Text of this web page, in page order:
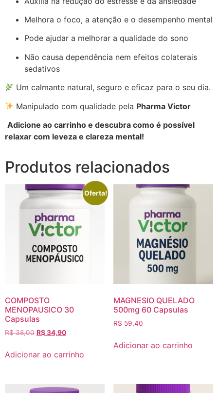
Melhora o foco, a atenção e o desempenho mental
Pode ajudar a melhorar a qualidade do sono
Não causa dependência nem efeitos colaterais
sedativos
Um calmante natural, seguro e eficaz para o seu dia.
Manipulado com qualidade pela Pharma Victor
Adicione ao carrinho e descubra como é possível
relaxar com leveza e clareza mental!
Produtos relacionados
Oferta!
COMPOSTO
MENOPAUSICO 30
Capsulas
R$38,00 R$34,90
Adicionar ao carrinho
MAGNESIO QUELADO
500mg 60 Capsulas
R$ 59,40
Adicionar ao carrinho